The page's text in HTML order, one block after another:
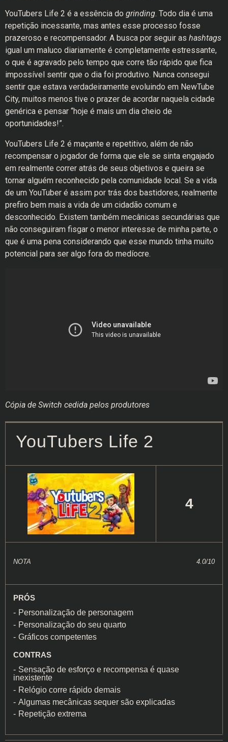
YouTubers Life 2 é a essência do grinding. Todo dia é uma
repetição incessante, mas antes esse processo fosse
prazeroso e recompensador. A busca por seguir as hashtags
igual um maluco diariamente é completamente estressante,
o que é agravado pelo tempo que corre tão rápido que fica
impossível sentir que o dia foi produtivo. Nunca consegui
sentir que estava verdadeiramente evoluindo em NewTube
City, muitos menos tive o prazer de acordar naquela cidade
genérica e pensar “hoje é mais um dia cheio de
oportunidades!”.
YouTubers Life 2 é maçante e repetitivo, além de não
recompensar o jogador de forma que ele se sinta engajado
em realmente correr atrás de seus objetivos e queira se
tornar alguém reconhecido pela comunidade local. Se a vida
de um YouTuber é assim por trás dos bastidores, realmente
prefiro bem mais a vida de um cidadão comum e
desconhecido. Existem também mecânicas secundárias que
não conseguiram fisgar o menor interesse de minha parte, o
que é uma pena considerando que esse mundo tinha muito
potencial para ser algo fora do medíocre.
Cópia de Switch cedida pelos produtores
YouTubers Life 2
4
NOTA 4.0/10
PRÓS
Personalização de personagem
Personalização do seu quarto
Gráficos competentes
CONTRAS
Sensação de esforço e recompensa é quase
inexistente
Relógio corre rápido demais
Algumas mecânicas sequer são explicadas
Repetição extrema